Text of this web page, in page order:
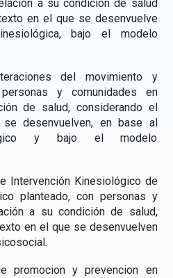
a su condición de salud
en el que se desenvuelve
bajo el modelo
del movimiento y
y comunidades en
de salud, considerando el
desenvuelven, en base al
y bajo el modelo
Intervención Kinesiológico de
planteado, con personas y
a su condición de salud,
en el que se desenvuelven
promocion y prevencion en